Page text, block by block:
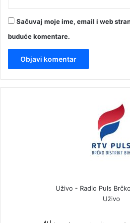
Sačuvaj moje ime, email i web
buduće komentare.
Uživo - Radio Puls
Uživo